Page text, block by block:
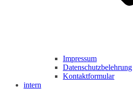
Impressum
Datenschutzbelehrung
Kontaktformular
intern